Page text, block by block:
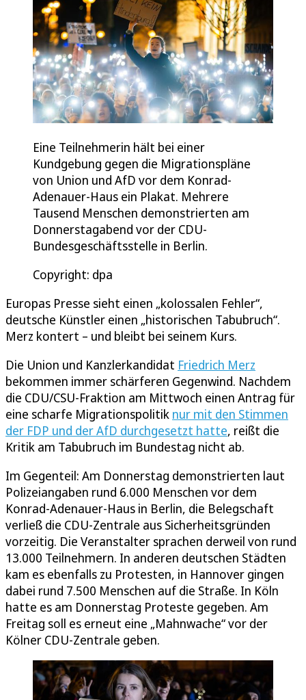
Eine Teilnehmerin hält bei einer
Kundgebung gegen die Migrationspläne
von Union und AfD vor dem Konrad-
Adenauer-Haus ein Plakat. Mehrere
Tausend Menschen demonstrierten am
Donnerstagabend vor der CDU-
Bundesgeschäftsstelle in Berlin.
Copyright: dpa
Europas Presse sieht einen „kolossalen Fehler“,
deutsche Künstler einen „historischen Tabubruch“.
Merz kontert – und bleibt bei seinem Kurs.
Die Union und Kanzlerkandidat Friedrich Merz
bekommen immer schärferen Gegenwind. Nachdem
die CDU/CSU-Fraktion am Mittwoch einen Antrag für
eine scharfe Migrationspolitik nur mit den Stimmen
der FDP und der AfD durchgesetzt hatte, reißt die
Kritik am Tabubruch im Bundestag nicht ab.
Im Gegenteil: Am Donnerstag demonstrierten laut
Polizeiangaben rund 6.000 Menschen vor dem
Konrad-Adenauer-Haus in Berlin, die Belegschaft
verließ die CDU-Zentrale aus Sicherheitsgründen
vorzeitig. Die Veranstalter sprachen derweil von rund
13.000 Teilnehmern. In anderen deutschen Städten
kam es ebenfalls zu Protesten, in Hannover gingen
dabei rund 7.500 Menschen auf die Straße. In Köln
hatte es am Donnerstag Proteste gegeben. Am
Freitag soll es erneut eine „Mahnwache“ vor der
Kölner CDU-Zentrale geben.